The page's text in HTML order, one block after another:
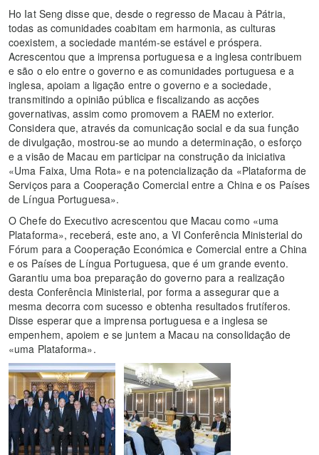
Ho Iat Seng disse que, desde o regresso de Macau à Pátria,
todas as comunidades coabitam em harmonia, as culturas
coexistem, a sociedade mantém-se estável e próspera.
Acrescentou que a imprensa portuguesa e a inglesa contribuem
e são o elo entre o governo e as comunidades portuguesa e a
inglesa, apoiam a ligação entre o governo e a sociedade,
transmitindo a opinião pública e fiscalizando as acções
governativas, assim como promovem a RAEM no exterior.
Considera que, através da comunicação social e da sua função
de divulgação, mostrou-se ao mundo a determinação, o esforço
e a visão de Macau em participar na construção da iniciativa
«Uma Faixa, Uma Rota» e na potencialização da «Plataforma de
Serviços para a Cooperação Comercial entre a China e os Países
de Língua Portuguesa».
O Chefe do Executivo acrescentou que Macau como «uma
Plataforma», receberá, este ano, a VI Conferência Ministerial do
Fórum para a Cooperação Económica e Comercial entre a China
e os Países de Língua Portuguesa, que é um grande evento.
Garantiu uma boa preparação do governo para a realização
desta Conferência Ministerial, por forma a assegurar que a
mesma decorra com sucesso e obtenha resultados frutíferos.
Disse esperar que a imprensa portuguesa e a inglesa se
empenhem, apoiem e se juntem a Macau na consolidação de
«uma Plataforma».